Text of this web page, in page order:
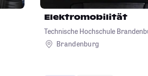
Elektromobilität
Technische Hochschule
Brandenburg